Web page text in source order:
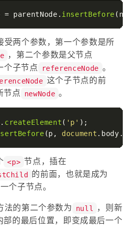
= parentNode. insertBefore
受两个参数，第一个参数是所
，第二个参数是父节点
个子节点 referenceNode 。
这个子节点的前
节点
newNode 。
. createElement ( 'p'
(p, document . body .
<p> 节点，插在
的前面，也就是成为
个子节点。
法的第二个参数为 null
，则新
部的最后位置，即变成最后一个